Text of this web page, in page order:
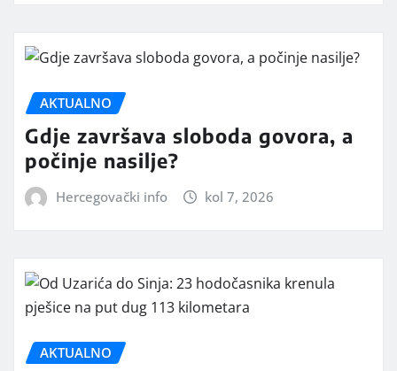
AKTUALNO
Gdje završava sloboda govora, a
počinje nasilje?
Hercegovački info kol 7, 2026
AKTUALNO